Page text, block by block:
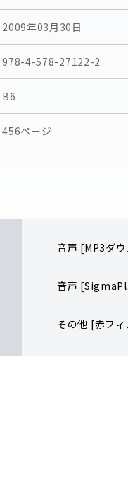
2009年03月30日
978-4-578-27122-2
B6
456ページ
音声 [MP3ダ
音声
その他 [赤フ